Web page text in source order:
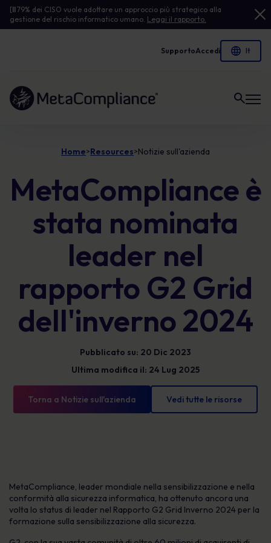
[Il79% dei CISO vuole adottare un approccio più strategico alla
gestione del rischio informatico umano. Leggi il rapporto.
SupportoAccedi
Link alla homepage
Home>Resources>Notizie sull'azienda
MetaCompliance è
stata nominata
leader nel
rapporto G2 Grid
dell'inverno 2024
Pubblicato su: 20 Dic 2023
Ultima modifica il: 24 Lug 2025
Torna a Notizie sull'azienda Vedi tutte le risorse
MetaCompliance, leader mondiale nella sensibilizzazione e nella
conformità alla sicurezza informatica, ha ottenuto ancora una
volta lo status di leader nel Rapporto G2 Grid Inverno 2024 per la
formazione sulla sensibilizzazione alla sicurezza.